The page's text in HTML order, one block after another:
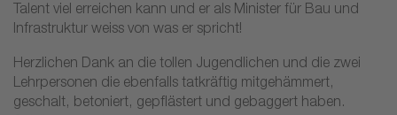
Talent viel erreichen kann und er als Minister für Bau und
Infrastruktur weiss von was er spricht!
Herzlichen Dank an die tollen Jugendlichen und die zwei
Lehrpersonen die ebenfalls tatkräftig mitgehämmert,
geschalt, betoniert, gepflästert und gebaggert haben.